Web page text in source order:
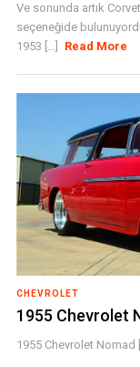
Ve sonunda artık
seçeneğide
1953 [...]
Read More
CHEVROLET
1955 Chevrolet
1955 Chevrolet Nomad